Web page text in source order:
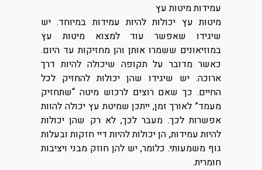
עמידות מיטות עץ
מיטות עץ יכולות להיות עמידות במיוחד. יש
שיגידו שאפשר עוד למצוא מיטות עץ
במוזיאונים ששמרו אותן והן מחזיקות עד היום.
כאשר מדובר על תקופה שיכולה להיות דרך
ארוכה. יש שיגידו שהן יכולות להחזיק לכל
החיים. כך שאם רוצים לרכוש מיטה “שתחזיק
מעמד” לאורך זמן, ייתכן שמיטת עץ יכולה להוות
אפשרות לכך. מעבר לכך, לא רק שהן יכולות
להיות עמידות, הן יכולות להיות דיי חזקות ובעלות
גוף משמעותי. כלומר, יש להן חוזק מבני ויציבות
חומרית.